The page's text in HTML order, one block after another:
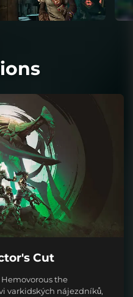
Cut
the
varkidských nájezdníků,